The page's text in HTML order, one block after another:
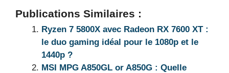
Publications Similaires :
Ryzen 7 5800X avec Radeon RX 7600 XT :
le duo gaming idéal pour le 1080p et le
1440p ?
MSI MPG A850GL or A850G : Quelle